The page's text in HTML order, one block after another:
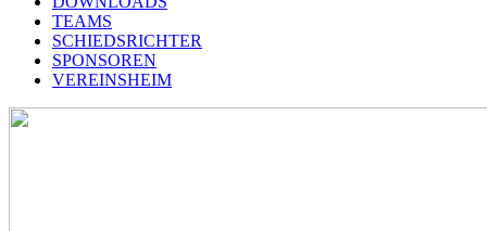
TEAMS
SCHIEDSRICHTER
SPONSOREN
VEREINSHEIM